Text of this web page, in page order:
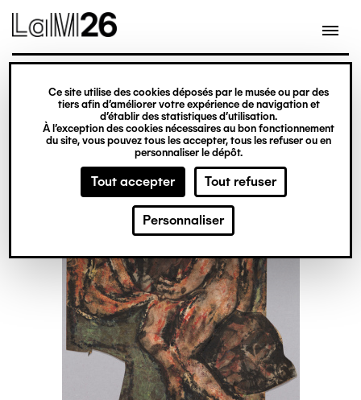
Gestion des cookies
Ce site utilise des cookies déposés par le musée ou par des
tiers afin d’améliorer votre expérience de navigation et
d’établir des statistiques d’utilisation.
À l’exception des cookies nécessaires au bon fonctionnement
du site, vous pouvez tous les accepter, tous les refuser ou en
personnaliser le dépôt.
Tout accepter Tout refuser
Personnaliser
contenu